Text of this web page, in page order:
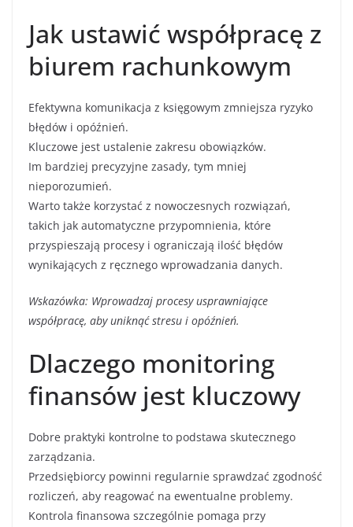
Jak ustawić współpracę z
biurem rachunkowym
Efektywna komunikacja z księgowym zmniejsza ryzyko
błędów i opóźnień.
Kluczowe jest ustalenie zakresu obowiązków.
Im bardziej precyzyjne zasady, tym mniej
nieporozumień.
Warto także korzystać z nowoczesnych rozwiązań,
takich jak automatyczne przypomnienia, które
przyspieszają procesy i ograniczają ilość błędów
wynikających z ręcznego wprowadzania danych.
Wskazówka: Wprowadzaj procesy usprawniające
współpracę, aby uniknąć stresu i opóźnień.
Dlaczego monitoring
finansów jest kluczowy
Dobre praktyki kontrolne to podstawa skutecznego
zarządzania.
Przedsiębiorcy powinni regularnie sprawdzać zgodność
rozliczeń, aby reagować na ewentualne problemy.
Kontrola finansowa szczególnie pomaga przy